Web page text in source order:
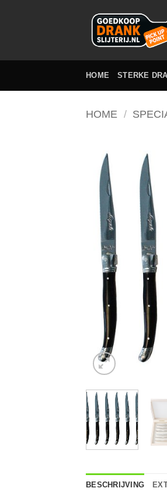
HOME STERKE
HOME /
BESCHRIJVING